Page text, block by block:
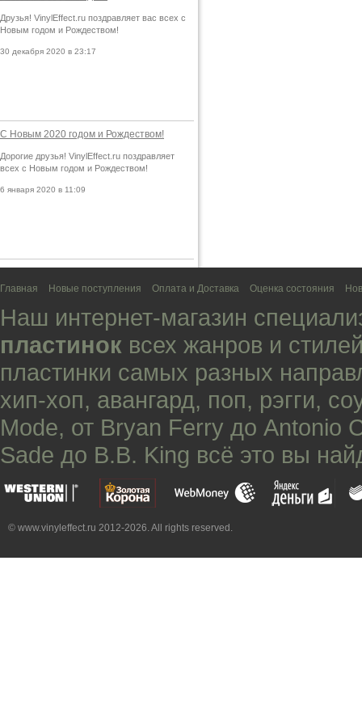
Друзья! VinylEffect.ru поздравляет вас всех с
Новым годом и Рождеством!
30 декабря 2020 в 23:17
С Новым 2020 годом и Рождеством!
Дорогие друзья! VinylEffect.ru поздравляет
всех с Новым годом и Рождеством!
6 января 2020 в 11:09
Главная Новые поступления Оплата и Доставка Оценка состояния
Наш интернет-магазин
пластинок всех жанров и
пластинки самых разных
хип-хоп, авангард, поп, рэгги,
Mode, от Bryan Ferry до Antonio
Sade до B.B. King всё это вы
© www.vinyleffect.ru 2012-2026. All rights reserved.